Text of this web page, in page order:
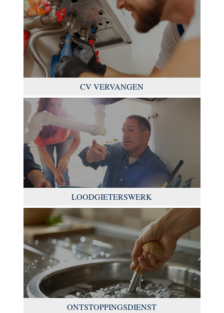
CV VERVANGEN
LOODGIETERSWERK
ONTSTOPPINGSDIENST